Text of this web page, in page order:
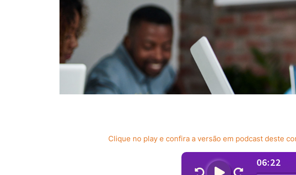
Clique no play e confira a versão em podcast deste